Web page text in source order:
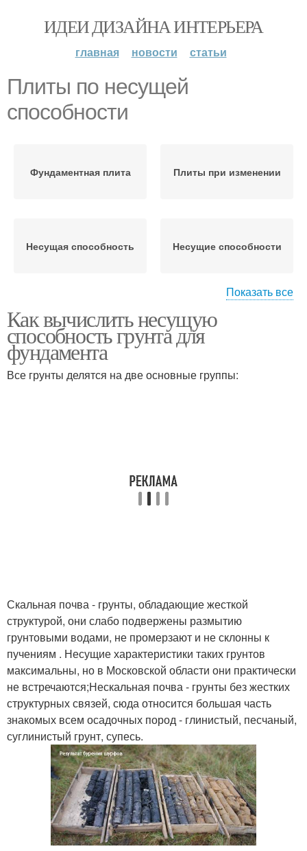
ИДЕИ ДИЗАЙНА ИНТЕРЬЕРА
главная новости статьи
Плиты по несущей
способности
Фундаментная плита Плиты при изменении
Несущая способность Несущие способности
Несущий способность
Показать все
Как вычислить несущую
способность грунта для
фундамента
Все грунты делятся на две основные группы:
Скальная почва - грунты, обладающие жесткой
структурой, они слабо подвержены размытию
грунтовыми водами, не промерзают и не склонны к
пучениям . Несущие характеристики таких грунтов
максимальны, но в Московской области они практически
не встречаются;Нескальная почва - грунты без жестких
структурных связей, сюда относится большая часть
знакомых всем осадочных пород - глинистый, песчаный,
суглинистый грунт, супесь.